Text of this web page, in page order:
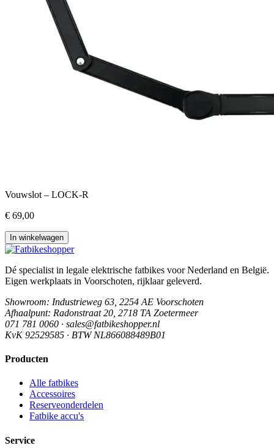
Vouwslot – LOCK-R
€ 69,00
In winkelwagen
Dé specialist in legale elektrische fatbikes voor Nederland en België.
Eigen werkplaats in Voorschoten, rijklaar geleverd.
Showroom: Industrieweg 63, 2254 AE Voorschoten
Afhaalpunt: Radonstraat 20, 2718 TA Zoetermeer
071 781 0060 · sales@fatbikeshopper.nl
KvK 92529585 · BTW NL866088489B01
Producten
Alle fatbikes
Accessoires
Reserveonderdelen
Fatbike accu's
Service